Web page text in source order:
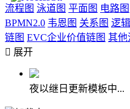
流程图 泳道图 平面图 电路图
BPMN2.0 韦恩图 关系图 逻
链图 EVC企业价值链图 其他
 展开
夜以继日更新模板中...